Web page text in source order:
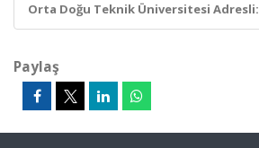
Orta Doğu Teknik Üniversitesi Adresli:
Paylaş